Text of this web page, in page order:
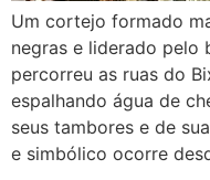
Um cortejo formado
negras e liderado pelo
percorreu as ruas do
espalhando água de
seus tambores e de
e simbólico ocorre